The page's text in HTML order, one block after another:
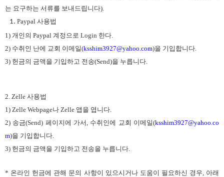
는 요구하는 서류를 보내드립니다).
Paypal 사용법
1) 개인의 Paypal 계정으로 Login 한다.
2) 수취인 난에 교회 이메일(ksshim3927@yahoo.com)을 기입합니다.
3) 헌금의 금액을 기입하고 전송(Send)을 누릅니다.
2. Zelle 사용법
1) Zelle Webpage나 Zelle 앱을 엽니다.
2) 송금(Send) 페이지에 가서, 수취인에 교회 이메일(ksshim3927@yahoo.co
m)을 기입합니다.
3) 헌금의 금액을 기입하고 전송을 누릅니다.
* 온라인 헌금에 관해 문의 사항이 있으시거나 도움이 필요하신 경우, 아래